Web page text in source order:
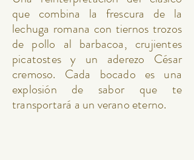
que combina la frescura de la
lechuga romana con tiernos trozos
de pollo al barbacoa, crujientes
picatostes y un aderezo César
cremoso. Cada bocado es una
explosión de sabor que te
transportará a un verano eterno.